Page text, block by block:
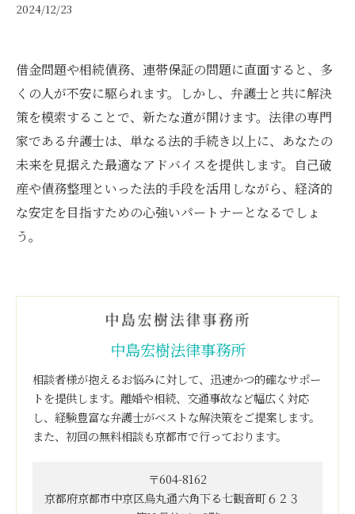
2024/12/23
借金問題や相続債務、連帯保証の問題に直面すると、多
くの人が不安に駆られます。しかし、弁護士と共に解決
策を模索することで、新たな道が開けます。法律の専門
家である弁護士は、単なる法的手続き以上に、あなたの
未来を見据えた最適なアドバイスを提供します。自己破
産や債務整理といった法的手段を活用しながら、経済的
な安定を目指すための心強いパートナーとなるでしょ
う。
中島宏樹法律事務所
相談者様が抱えるお悩みに対して、迅速かつ的確なサポー
トを提供します。離婚や相続、交通事故など幅広く対応
し、経験豊富な弁護士がベストな解決策をご提案します。
また、初回の無料相談も京都市で行っております。
〒604-8162
京都府京都市中京区烏丸通六角下る七観音町６２３